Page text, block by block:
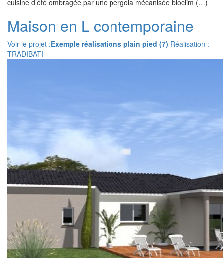
cuisine d’été ombragée par une pergola mécanisée bioclim (…)
Maison en L contemporaine
Voir le projet :Exemple réalisations plain pied (7) Réalisation :
TRADIBATI